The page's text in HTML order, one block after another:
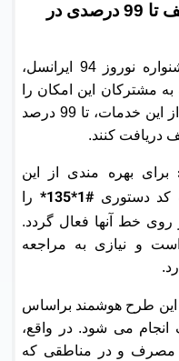
جزیره هوشمند ایرانسل؛ تخفیف تا 99 درصدی در
یکی از جذاب ترین بخش های جشنواره نوروز 94 ایرانسل،
مشترکان این امکان را
می دهد تا در ایام نوروز با استفاده از این خدمات، تا 99 درصد
دریافت کنند.
برای بهره مندی از این
کد دستوری#1*135*
را
روی خط آنها فعال گردد.
و نیازی به مراجعه
این طرح هوشمند براساس
انجام می شود. در واقع،
مصرف و در مناطقی که